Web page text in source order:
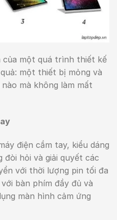
của một quá trình thiết kế
một thiết bị mỏng và
mà không làm mất
điện cầm tay, kiểu dáng
đòi hỏi và giải quyết các
với thời lượng pin tối đa
bàn phím đầy đủ và
màn hình cảm ứng